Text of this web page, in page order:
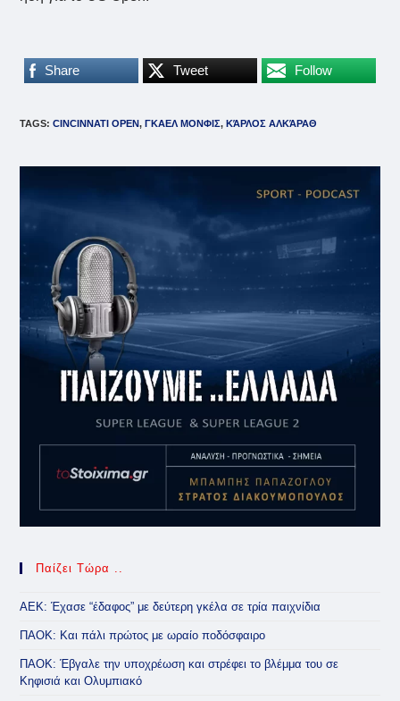
Share Tweet Follow
TAGS:CINCINNATI OPEN, ΓΚΑΕΛ ΜΟΝΦΙΣ, ΚΆΡΛΟΣ ΑΛΚΆΡΑΘ
Παίζει Τώρα ..
ΑΕΚ: Έχασε “έδαφος” με δεύτερη γκέλα σε τρία παιχνίδια
ΠΑΟΚ: Και πάλι πρώτος με ωραίο ποδόσφαιρο
ΠΑΟΚ: Έβγαλε την υποχρέωση και στρέφει το βλέμμα του σε
Κηφισιά και Ολυμπιακό